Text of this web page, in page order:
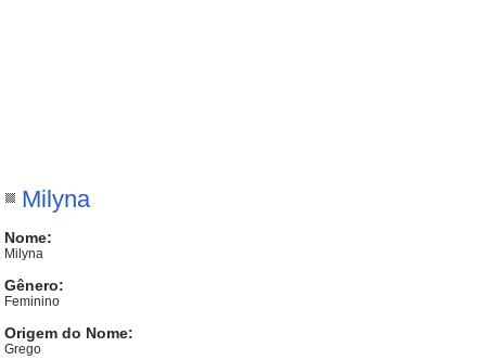
Milyna
Nome:
Milyna
Gênero:
Feminino
Origem do Nome:
Grego